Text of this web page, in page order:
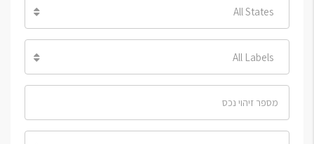
All States
All Labels